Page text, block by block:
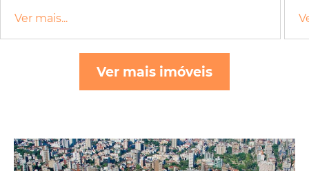
Ver mais...
Ver mais imóveis